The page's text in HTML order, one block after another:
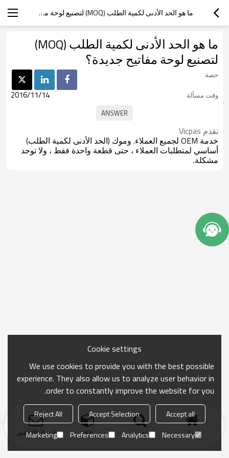
ما هو الحد الأدنى لكمية الطلب (MOQ) لتصنيع لوحة مفاتيح جديدة؟
ما هو الحد الأدنى لكمية الطلب (MOQ)
لتصنيع لوحة مفاتيح جديدة؟
حصة
وقت مسألة
2016/11/14
تقدم Vicpas
خدمة OEM لجميع العملاء. وموك (الحد الأدنى لكمية الطلب)
أساسي لمتطلبات العملاء ، حتى قطعة واحدة فقط ، ولا توجد
مشكلة.
منزل بحث فئة ارسال التحقيق
Cookie settings
We use cookies to provide you with the best possible
experience. They also allow us to analyze user behavior in
order to constantly improve the website for you.
Accept all
Accept Selection
Reject All
Necessary
Analytics
Preferences
Marketing